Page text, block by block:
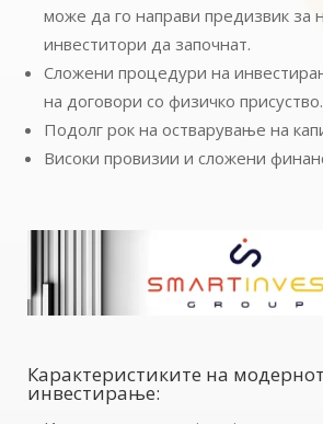
може да го направи предизвик за
инвеститори да започнат.
Сложени процедури на
на договори со физичко присуство.
Подолг рок на остварување на
Високи провизии и сложени
Карактеристиките на
инвестирање: